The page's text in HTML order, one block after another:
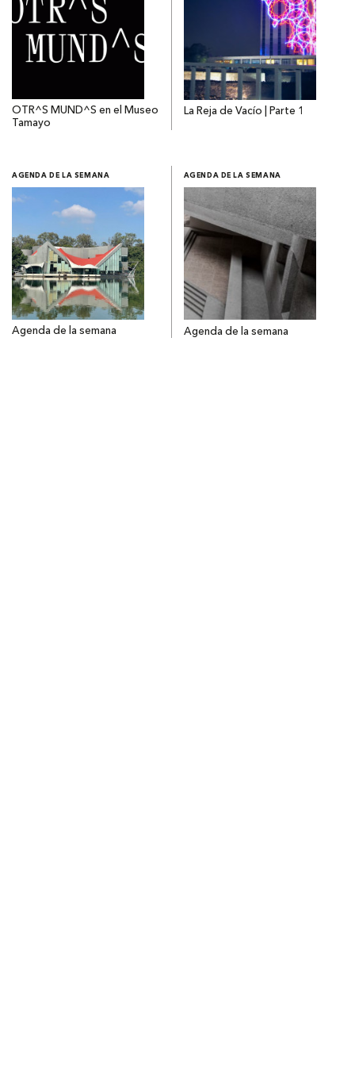
OTR^S MUND^S en el Museo
Tamayo
La Reja de Vacío | Parte 1
AGENDA DE LA SEMANA
Agenda de la semana
AGENDA DE LA SEMANA
Agenda de la semana